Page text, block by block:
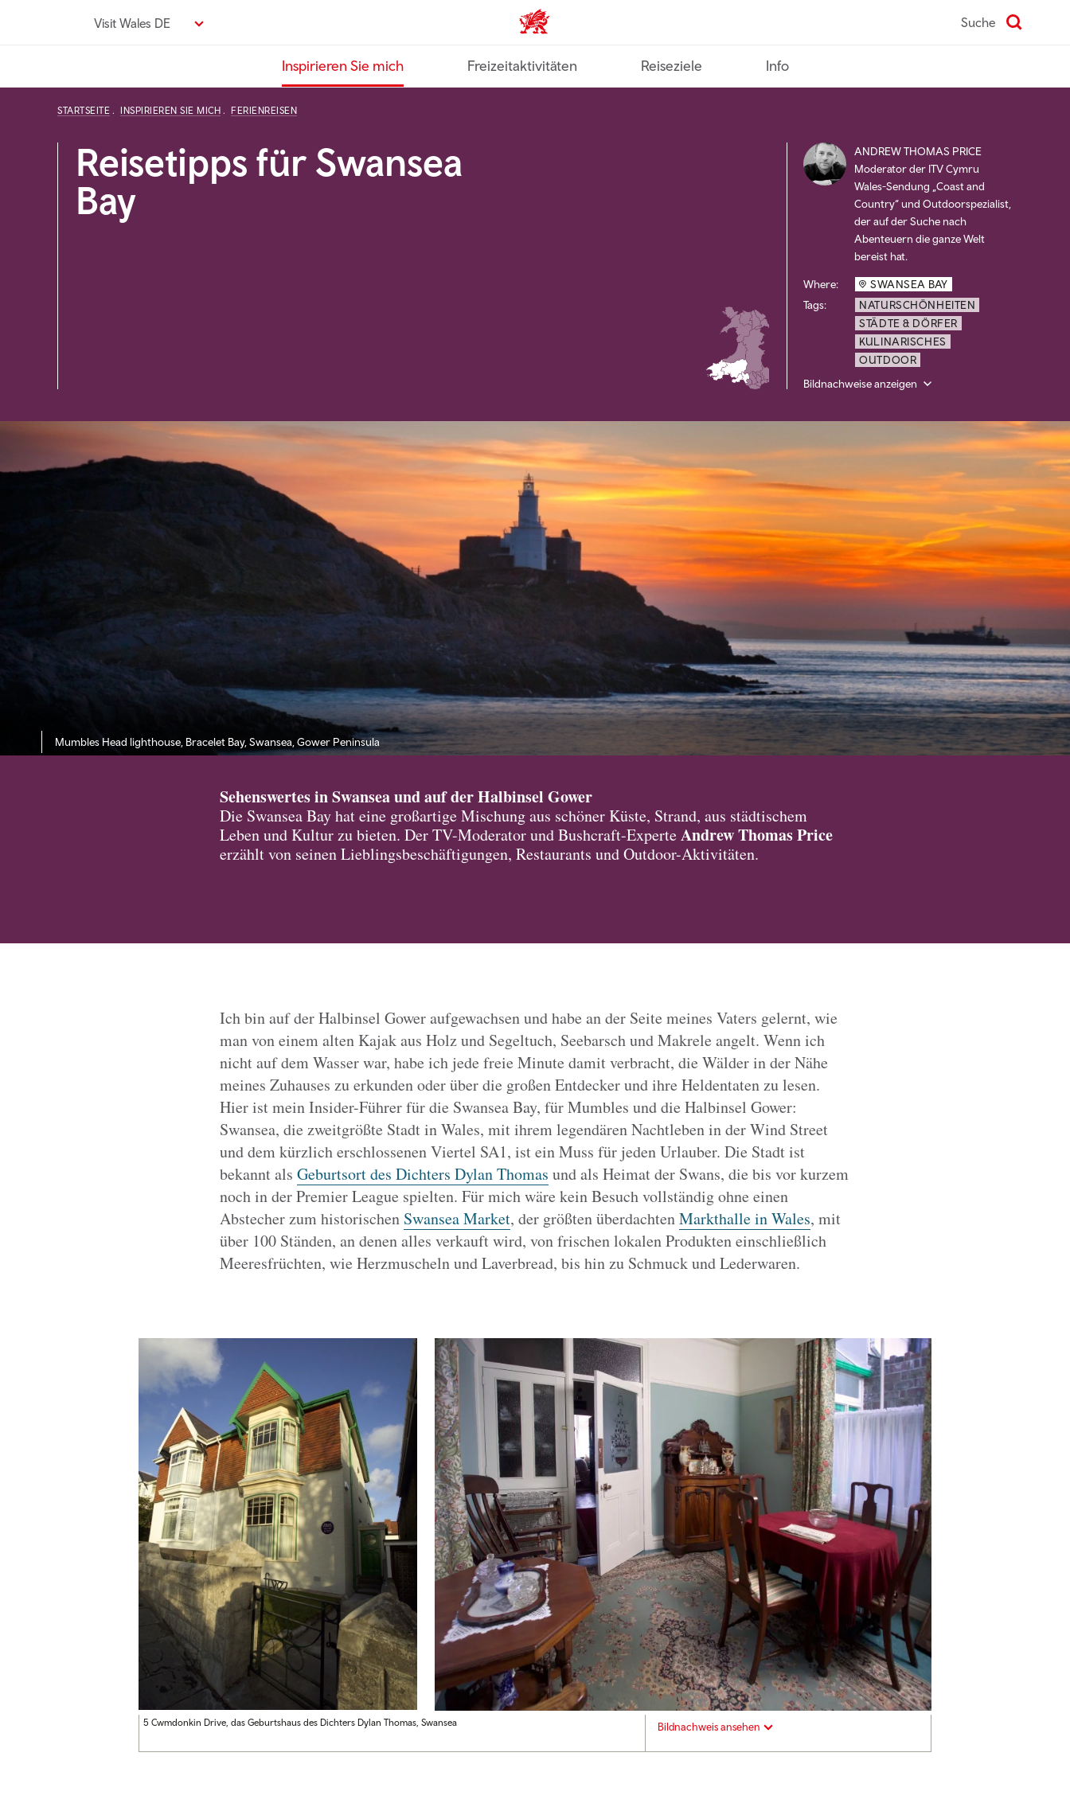
Visit Wales DE VisitWales home Suche
Inspirieren Sie mich Freizeitaktivitäten Reiseziele Info
STARTSEITE INSPIRIEREN SIE MICH FERIENREISEN
Reisetipps für Swansea
Bay
ANDREW THOMAS PRICE
Moderator der ITV Cymru
Wales-Sendung „Coast and
Country“ und Outdoorspezialist,
der auf der Suche nach
Abenteuern die ganze Welt
bereist hat.
Where:
SWANSEA BAY
Tags:
NATURSCHÖNHEITEN
STÄDTE & DÖRFER
KULINARISCHES
OUTDOOR
Bildnachweise anzeigen
Mumbles Head lighthouse, Bracelet Bay, Swansea, Gower Peninsula
Sehenswertes in Swansea und auf der Halbinsel Gower
Die Swansea Bay hat eine großartige Mischung aus schöner Küste, Strand, aus städtischem
Leben und Kultur zu bieten. Der TV-Moderator und Bushcraft-ExperteAndrew Thomas Price
erzählt von seinen Lieblingsbeschäftigungen, Restaurants und Outdoor-Aktivitäten.
Ich bin auf der Halbinsel Gower aufgewachsen und habe an der Seite meines Vaters gelernt, wie
man von einem alten Kajak aus Holz und Segeltuch, Seebarsch und Makrele angelt. Wenn ich
nicht auf dem Wasser war, habe ich jede freie Minute damit verbracht, die Wälder in der Nähe
meines Zuhauses zu erkunden oder über die großen Entdecker und ihre Heldentaten zu lesen.
Hier ist mein Insider-Führer für die Swansea Bay, für Mumbles und die Halbinsel Gower:
Swansea, die zweitgrößte Stadt in Wales, mit ihrem legendären Nachtleben in der Wind Street
und dem kürzlich erschlossenen Viertel SA1, ist ein Muss für jeden Urlauber. Die Stadt ist
bekannt als Geburtsort des Dichters Dylan Thomas und als Heimat der Swans, die bis vor kurzem
noch in der Premier League spielten. Für mich wäre kein Besuch vollständig ohne einen
Abstecher zum historischen Swansea Market, der größten überdachtenMarkthalle in Wales, mit
über 100 Ständen, an denen alles verkauft wird, von frischen lokalen Produkten einschließlich
Meeresfrüchten, wie Herzmuscheln und Laverbread, bis hin zu Schmuck und Lederwaren.
5 Cwmdonkin Drive, das Geburtshaus des Dichters Dylan Thomas, Swansea Bildnachweis ansehen